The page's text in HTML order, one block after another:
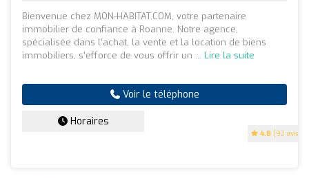
4.8 (92 avis)
Bienvenue chez MON-HABITAT.COM, votre partenaire
immobilier de confiance à Roanne. Notre agence,
spécialisée dans l'achat, la vente et la location de biens
immobiliers, s'efforce de vous offrir un ... Lire la suite
Voir le téléphone
Horaires